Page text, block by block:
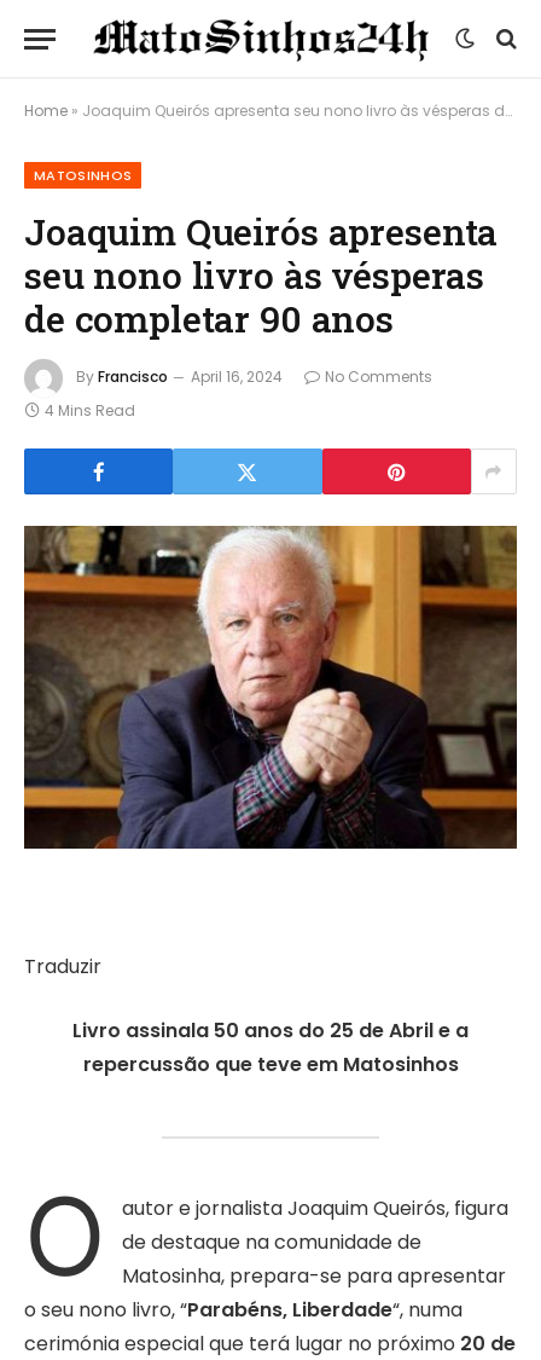
Home » Joaquim Queirós apresenta seu nono livro às vésperas de completar 90 anos
MATOSINHOS
Joaquim Queirós apresenta
seu nono livro às vésperas
de completar 90 anos
ByFrancisco April 16, 2024
No Comments
4 Mins Read
Traduzir
Livro assinala 50 anos do 25 de Abril e a
repercussão que teve em Matosinhos
O
autor e jornalista Joaquim Queirós, figura
de destaque na comunidade de
Matosinha, prepara-se para apresentar
o seu nono livro, “Parabéns, Liberdade“, numa
cerimónia especial que terá lugar no próximo 20 de